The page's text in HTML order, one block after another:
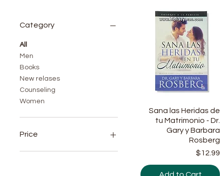
Category
All
Men
Books
New relases
Counseling
Women
Price
Quick View
Sana las Heridas de
tu Matrimonio - Dr.
Gary y Barbara
Rosberg
Price
$12.99